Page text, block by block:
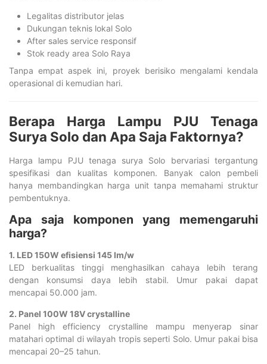
Legalitas distributor jelas
Dukungan teknis lokal Solo
After sales service responsif
Stok ready area Solo Raya
Tanpa empat aspek ini, proyek berisiko mengalami kendala
operasional di kemudian hari.
Berapa Harga Lampu PJU Tenaga
Surya Solo dan Apa Saja Faktornya?
Harga lampu PJU tenaga surya Solo bervariasi tergantung
spesifikasi dan kualitas komponen. Banyak calon pembeli
hanya membandingkan harga unit tanpa memahami struktur
pembentuknya.
Apa saja komponen yang memengaruhi
harga?
1. LED 150W efisiensi 145 lm/w
LED berkualitas tinggi menghasilkan cahaya lebih terang
dengan konsumsi daya lebih stabil. Umur pakai dapat
mencapai 50.000 jam.
2. Panel 100W 18V crystalline
Panel high efficiency crystalline mampu menyerap sinar
matahari optimal di wilayah tropis seperti Solo. Umur pakai bisa
mencapai 20–25 tahun.